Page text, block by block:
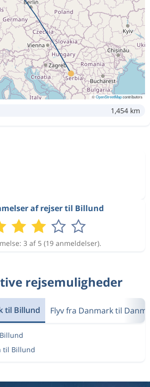
©OpenStreetMapcontributors
1,454 km
af rejser til Billund
3 af 5 (19 anmeldelser).
rejsemuligheder
til Billund Flyv fra Danmark til
til Billund